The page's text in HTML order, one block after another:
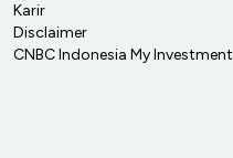
Karir
Disclaimer
CNBC Indonesia My Investment